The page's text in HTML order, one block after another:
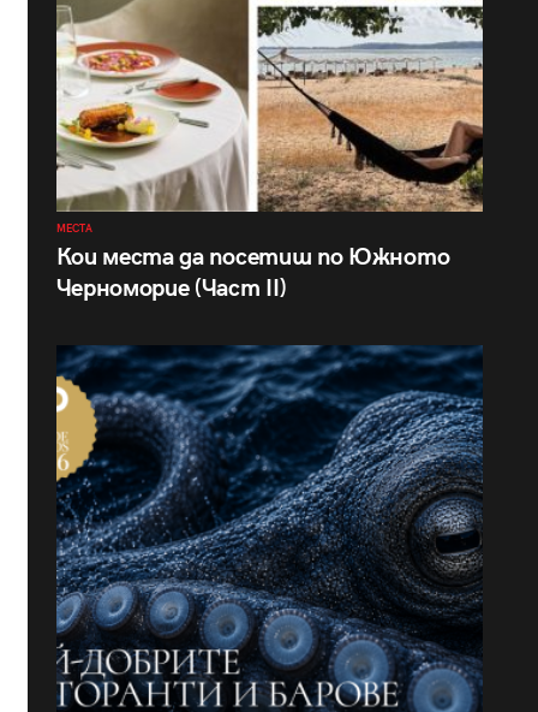
МЕСТА
Кои места да посетиш по Южното
Черноморие (Част II)